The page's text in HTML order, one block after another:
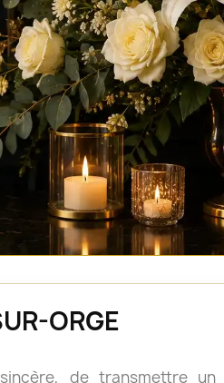
ORGE
de transmettre un